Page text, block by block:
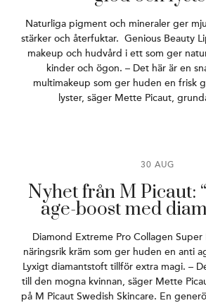
Naturliga pigment och mineraler ger
stärker och återfuktar. Genious Beauty
makeup och hudvård i ett som ger
kinder och ögon. – Det här är en
multimakeup som ger huden en frisk
lyster, säger Mette Picaut,
30 AUG
Nyhet från M Picaut:
age-boost med
Diamond Extreme Pro Collagen Super
näringsrik kräm som ger huden en anti
Lyxigt diamantstoft tillför extra magi. –
till den mogna kvinnan, säger Mette
på M Picaut Swedish Skincare. En